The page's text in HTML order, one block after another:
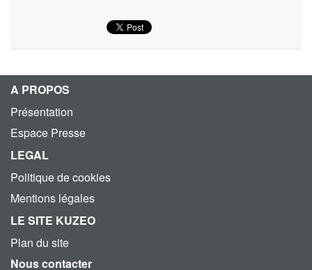
A PROPOS
Présentation
Espace Presse
LEGAL
Politique de cookies
Mentions légales
LE SITE KUZEO
Plan du site
Nous contacter